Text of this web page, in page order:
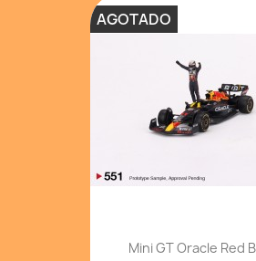
Mini GT Oracle Red
AGOTADO